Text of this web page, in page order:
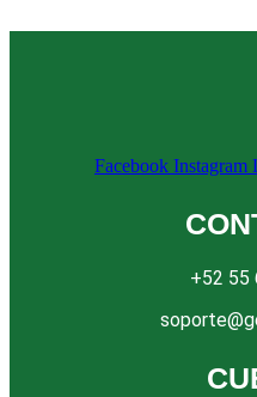
Facebook Instagram
+52 55